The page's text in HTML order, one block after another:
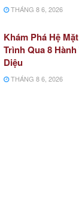
THÁNG 8 6, 2026
Khám Phá Hệ
Trình Qua 8
Diệu
THÁNG 8 6, 2026